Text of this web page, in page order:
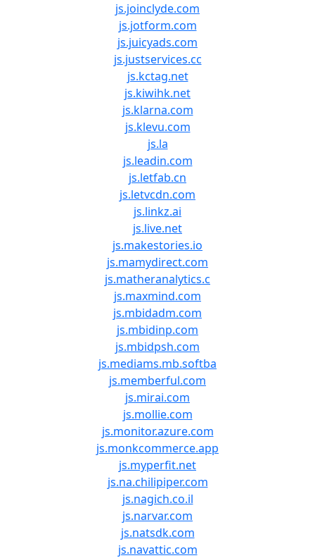
js.joinclyde.com
js.jotform.com
js.juicyads.com
js.justservices.cc
js.kctag.net
js.kiwihk.net
js.klarna.com
js.klevu.com
js.la
js.leadin.com
js.letfab.cn
js.letvcdn.com
js.linkz.ai
js.live.net
js.makestories.io
js.mamydirect.com
js.matheranalytics.c
js.maxmind.com
js.mbidadm.com
js.mbidinp.com
js.mbidpsh.com
js.mediams.mb.softba
js.memberful.com
js.mirai.com
js.mollie.com
js.monitor.azure.com
js.monkcommerce.app
js.myperfit.net
js.na.chilipiper.com
js.nagich.co.il
js.narvar.com
js.natsdk.com
js.navattic.com